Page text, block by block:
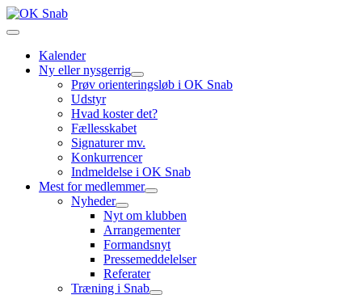
Kalender
Ny eller nysgerrig
Prøv orienteringsløb i OK Snab
Udstyr
Hvad koster det?
Fællesskabet
Signaturer mv.
Konkurrencer
Indmeldelse i OK Snab
Mest for medlemmer
Nyheder
Nyt om klubben
Arrangementer
Formandsnyt
Pressemeddelelser
Referater
Træning i Snab